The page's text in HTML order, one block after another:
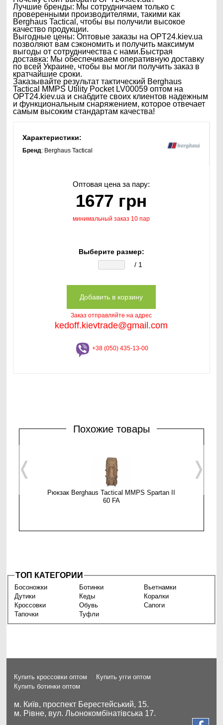
Лучшие бренды: Мы сотрудничаем только с
проверенными производителями, такими как
Berghaus Tactical, чтобы вы получили высокое
качество продукции.
Выгодные цены: Оптовые заказы на OPT24.kiev.ua
позволяют вам сэкономить и получить максимум
выгоды от сотрудничества с нами.Быстрая
доставка: Мы обеспечиваем оперативную доставку
по всей Украине, чтобы вы могли получить заказ в
кратчайшие сроки.
Заказывайте результат тактический Berghaus
Tactical MMPS Utility Pocket LV00059 оптом на
OPT24.kiev.ua и снабдите своих клиентов надежным
и функциональным снаряжением, которое отвечает
самым высоким стандартам качества!
Характеристики:
Бренд: Berghaus Tactical
Оптовая цена за пару:
1677 грн
минимальный заказ 10 пар
Выберите размер:
/ 1
Заказ отправляйте на адрес
kedoff.kievtrade@gmail.com
+38 (050) 435-13-00
Похожие товары
Рюкзак Berghaus Tactical MMPS Spartan II
60 FA
❬ ❭
ТОП КАТЕГОРИИ
Босоножки Ботинки
Вьетнамки
Дутики
Кеды
Коралки
Кроссовки
Обувь
Сапоги
Тапочки
Туфли
Купить кроссовки оптом
Купить угги оптом
Купить ботинки оптом
м. Київ, проспект Берестейський, 15.
м. Рівне, вул. Льонокомбінатівська 17.